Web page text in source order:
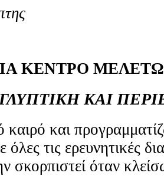
ΚΕΝΤΡΟ
ΚΑΙ
καιρό και
τις ερευνητικές
σκορπιστεί όταν